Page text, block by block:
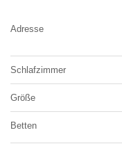
Adresse
Schlafzimmer
Größe
Betten